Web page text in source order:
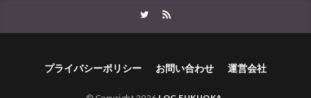
プライバシーポリシー お問い合わせ 運営会社